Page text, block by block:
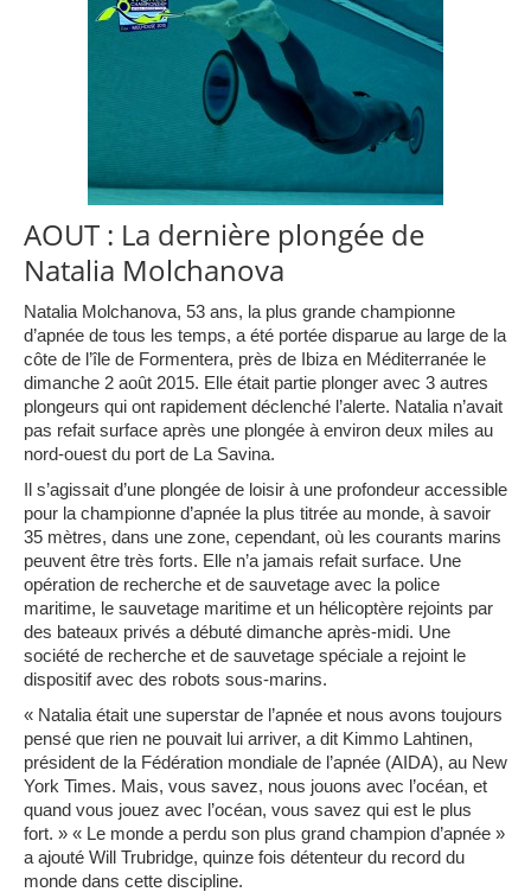
AOUT : La dernière plongée de
Natalia Molchanova
Natalia Molchanova, 53 ans, la plus grande championne
d’apnée de tous les temps, a été portée disparue au large de la
côte de l’île de Formentera, près de Ibiza en Méditerranée le
dimanche 2 août 2015. Elle était partie plonger avec 3 autres
plongeurs qui ont rapidement déclenché l’alerte. Natalia n’avait
pas refait surface après une plongée à environ deux miles au
nord-ouest du port de La Savina.
Il s’agissait d’une plongée de loisir à une profondeur accessible
pour la championne d’apnée la plus titrée au monde, à savoir
35 mètres, dans une zone, cependant, où les courants marins
peuvent être très forts. Elle n’a jamais refait surface. Une
opération de recherche et de sauvetage avec la police
maritime, le sauvetage maritime et un hélicoptère rejoints par
des bateaux privés a débuté dimanche après-midi. Une
société de recherche et de sauvetage spéciale a rejoint le
dispositif avec des robots sous-marins.
« Natalia était une superstar de l’apnée et nous avons toujours
pensé que rien ne pouvait lui arriver, a dit Kimmo Lahtinen,
président de la Fédération mondiale de l’apnée (AIDA), au New
York Times. Mais, vous savez, nous jouons avec l’océan, et
quand vous jouez avec l’océan, vous savez qui est le plus
fort. » « Le monde a perdu son plus grand champion d’apnée »
a ajouté Will Trubridge, quinze fois détenteur du record du
monde dans cette discipline.